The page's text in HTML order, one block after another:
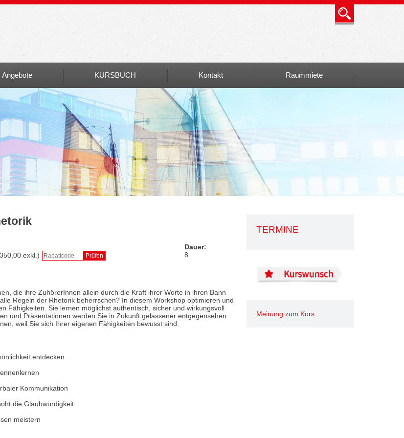
Angebote KURSBUCH Kontakt
Info
Raummiete
TERMINE
Meinung zum Kurs
350,00 exkl.)
Dauer:
8
die ihre ZuhörerInnen allein durch die Kraft ihrer Worte in ihren Bann
Regeln der Rhetorik beherrschen? In diesem Workshop optimieren und
Fähigkeiten. Sie lernen möglichst authentisch, sicher und wirkungsvoll
und Präsentationen werden Sie in Zukunft gelassener entgegensehen
weil Sie sich Ihrer eigenen Fähigkeiten bewusst sind.
entdecken
Kommunikation
die Glaubwürdigkeit
meistern